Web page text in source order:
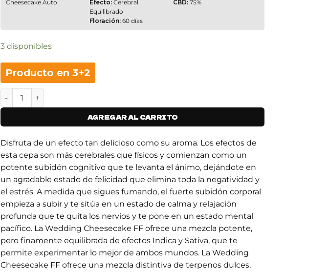
Cheesecake Auto
Efecto:Cerebral
Equilibrado
Floración:60 días
CBD:75%
3 disponibles
Producto en 3+2
WEDDING CHEESECAKE FASTER - 3 cantidad
AGREGAR AL CARRITO
Disfruta de un efecto tan delicioso como su aroma. Los efectos de
esta cepa son más cerebrales que físicos y comienzan como un
potente subidón cognitivo que te levanta el ánimo, dejándote en
un agradable estado de felicidad que elimina toda la negatividad y
el estrés. A medida que sigues fumando, el fuerte subidón corporal
empieza a subir y te sitúa en un estado de calma y relajación
profunda que te quita los nervios y te pone en un estado mental
pacífico. La Wedding Cheesecake FF ofrece una mezcla potente,
pero finamente equilibrada de efectos Indica y Sativa, que te
permite experimentar lo mejor de ambos mundos. La Wedding
Cheesecake FF ofrece una mezcla distintiva de terpenos dulces,